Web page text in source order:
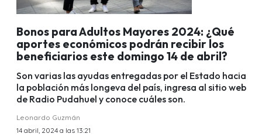
Bonos para Adultos Mayores 2024: ¿Qué
aportes económicos podrán recibir los
beneficiarios este domingo 14 de abril?
Son varias las ayudas entregadas por el Estado hacia
la población más longeva del país, ingresa al sitio web
de Radio Pudahuel y conoce cuáles son.
Leonardo Guzmán
14 abril, 2024 a las 13:21